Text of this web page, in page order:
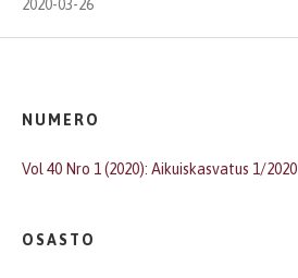
2020-03-26
NUMERO
Vol 40 Nro 1 (2020): Aikuiskasvatus 1/2020
OSASTO